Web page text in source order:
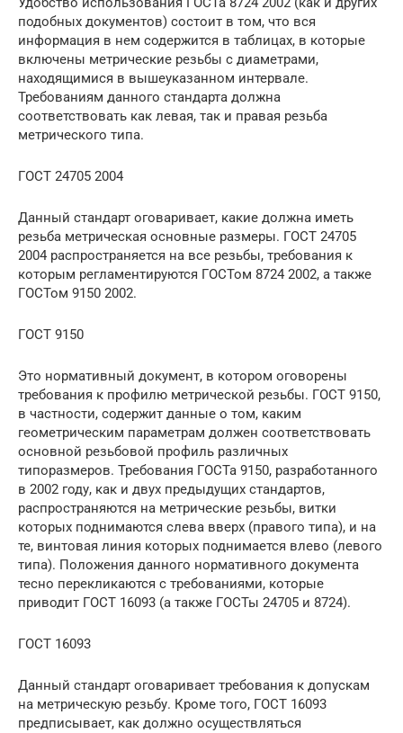
подобных документов) состоит в том, что вся
информация в нем содержится в таблицах, в которые
включены метрические резьбы с диаметрами,
находящимися в вышеуказанном интервале.
Требованиям данного стандарта должна
соответствовать как левая, так и правая резьба
метрического типа.
ГОСТ 24705 2004
Данный стандарт оговаривает, какие должна иметь
резьба метрическая основные размеры. ГОСТ 24705
2004 распространяется на все резьбы, требования к
которым регламентируются ГОСТом 8724 2002, а также
ГОСТом 9150 2002.
ГОСТ 9150
Это нормативный документ, в котором оговорены
требования к профилю метрической резьбы. ГОСТ 9150,
в частности, содержит данные о том, каким
геометрическим параметрам должен соответствовать
основной резьбовой профиль различных
типоразмеров. Требования ГОСТа 9150, разработанного
в 2002 году, как и двух предыдущих стандартов,
распространяются на метрические резьбы, витки
которых поднимаются слева вверх (правого типа), и на
те, винтовая линия которых поднимается влево (левого
типа). Положения данного нормативного документа
тесно перекликаются с требованиями, которые
приводит ГОСТ 16093 (а также ГОСТы 24705 и 8724).
ГОСТ 16093
Данный стандарт оговаривает требования к допускам
на метрическую резьбу. Кроме того, ГОСТ 16093
предписывает, как должно осуществляться